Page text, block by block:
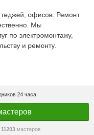
офисов. Ремонт
Мы
по электромонтажу,
и ремонту.
24 часа
11203 мастеров